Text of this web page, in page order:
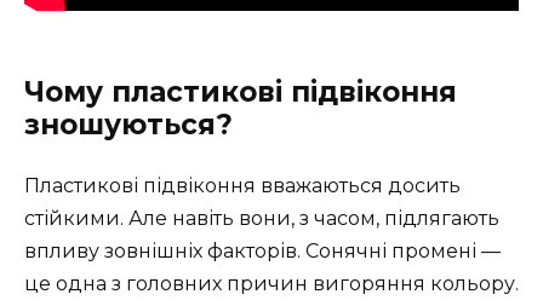
Чому пластикові підвіконня
зношуються?
Пластикові підвіконня вважаються досить
стійкими. Але навіть вони, з часом, підлягають
впливу зовнішніх факторів. Сонячні промені —
це одна з головних причин вигоряння кольору.